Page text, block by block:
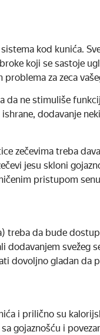
kod kunića.
koji se sastoje
za zeca
da ne stimuliše
dodavanje
zečevima treba
jesu skloni
pristupom
treba da bude
dodavanjem svežeg
dovoljno gladan da
i prilično su
gojaznošću i